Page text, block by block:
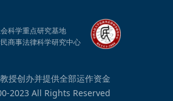
科学重点研究基地
商事法律科学研究中心
授创办并提供全部运作资金
2023 All Rights Reserved